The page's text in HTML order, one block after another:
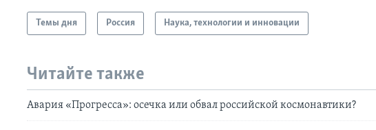
Темы дня Россия Наука, технологии и инновации
Читайте также
Авария «Прогресса»: осечка или обвал российской космонавтики?